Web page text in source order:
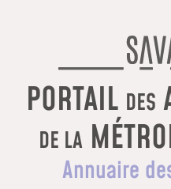
PORTAIL DES
DE LA
Annuaire